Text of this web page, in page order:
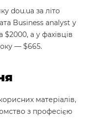
dou.ua за літо
Business analyst у
а у фахівців
— $665.
матеріалів,
з професією